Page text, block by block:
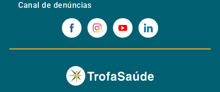
Canal de denúncias